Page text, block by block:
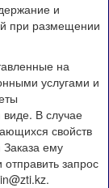
и
при размещении
на
услугами и
виде. В случае
свойств
ему
запрос